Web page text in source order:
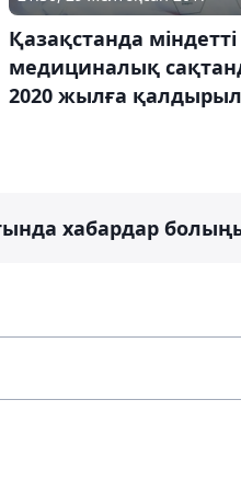
Қазақстанда міндетті
медициналық
2020 жылға
хабардар